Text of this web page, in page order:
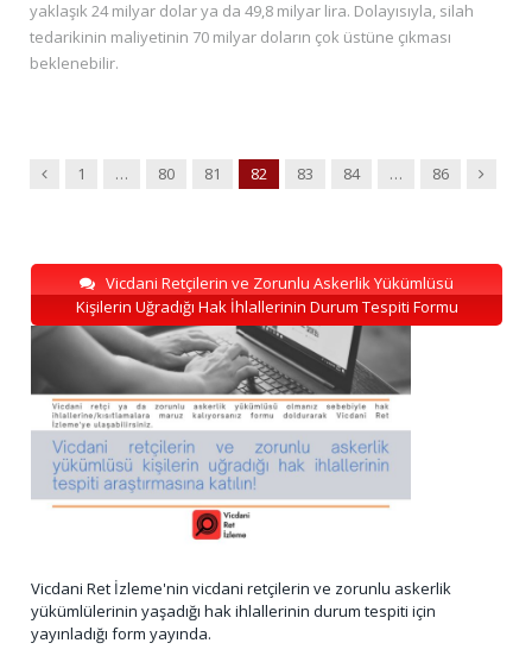
yaklaşık 24 milyar dolar ya da 49,8 milyar lira. Dolayısıyla, silah
tedarikinin maliyetinin 70 milyar doların çok üstüne çıkması
beklenebilir.
Previous
1 … 80 81 82 83 84 … 86 Next
Vicdani Retçilerin ve Zorunlu Askerlik Yükümlüsü
Kişilerin Uğradığı Hak İhlallerinin Durum Tespiti Formu
Vicdani Ret İzleme'nin vicdani retçilerin ve zorunlu askerlik
yükümlülerinin yaşadığı hak ihlallerinin durum tespiti için
yayınladığı form yayında.